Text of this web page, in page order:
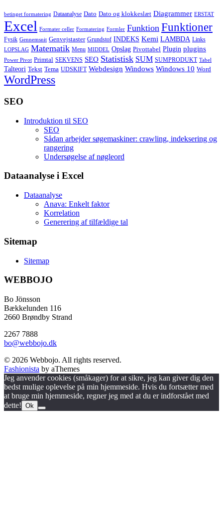
betinget formatering Dataanalyse Dato Dato og klokkeslæt Diagrammer ERSTAT
Excel Formater celler Formatering Formler Funktion Funktioner
Fysik Gennemsnit Genvejstaster Grundstof INDEKS Kemi LAMBDA Links
LOPSLAG Matematik Menu MIDDEL Opslag Pivottabel Plugin plugins
Power Pivot Primtal SEKVENS SEO Statistisk SUM SUMPRODUKT Tabel
Talteori Tekst Tema UDSKIFT Webdesign Windows Windows 10 Word
WordPress
SEO
Introduktion til SEO
SEO
Sådan arbejder søgemaskiner: crawling, indeksering og
rangering
Undersøgelse af nøgleord
Dataanalyse i Excel
Dataanalyse
Anava: Enkelt faktor
Korrelation
Generering af tilfældige tal
Sitemap
Sitemap
WEBBOJO
Bo Jönsson
Bækkelunden 116
2660 Brøndby Strand
2267 7888
bo@webbojo.dk
© 2026 Webbojo. All rights reserved.
Fashionista by aThemes
Jeg anvender cookies (småkager) for at sikre, jeg kan giver dig den
bedst mulige oplevelse på min hjemmeside. Hvis du fortsætter med
at bruge min hjemmeside, regner jeg med at du er indforstået med
dette! Ok